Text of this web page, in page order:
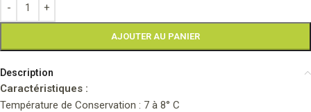
AJOUTER AU PANIER
Description
Caractéristiques :
Température de Conservation : 7 à 8° C